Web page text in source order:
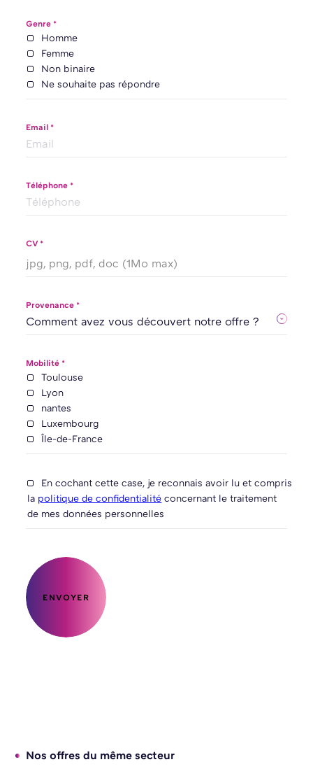
Genre *
Homme
Femme
Non binaire
Ne souhaite pas répondre
Email *
Téléphone *
CV *
jpg, png, pdf, doc (1Mo max)
Provenance *
Mobilité *
Toulouse
Lyon
nantes
Luxembourg
Île-de-France
En cochant cette case, je reconnais avoir lu et compris
la politique de confidentialité concernant le traitement
de mes données personnelles
ENVOYER
Nos offres du même secteur